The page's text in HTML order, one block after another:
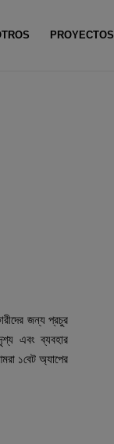
PROYECTOS
জন্য প্রচুর
এবং ব্যবহার
১বেট অ্যাপের